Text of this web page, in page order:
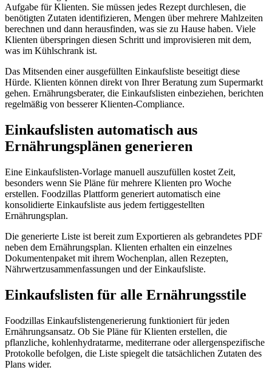
Aufgabe für Klienten. Sie müssen jedes Rezept durchlesen, die
benötigten Zutaten identifizieren, Mengen über mehrere Mahlzeiten
berechnen und dann herausfinden, was sie zu Hause haben. Viele
Klienten überspringen diesen Schritt und improvisieren mit dem,
was im Kühlschrank ist.
Das Mitsenden einer ausgefüllten Einkaufsliste beseitigt diese
Hürde. Klienten können direkt von Ihrer Beratung zum Supermarkt
gehen. Ernährungsberater, die Einkaufslisten einbeziehen, berichten
regelmäßig von besserer Klienten-Compliance.
Einkaufslisten automatisch aus
Ernährungsplänen generieren
Eine Einkaufslisten-Vorlage manuell auszufüllen kostet Zeit,
besonders wenn Sie Pläne für mehrere Klienten pro Woche
erstellen. Foodzillas Plattform generiert automatisch eine
konsolidierte Einkaufsliste aus jedem fertiggestellten
Ernährungsplan.
Die generierte Liste ist bereit zum Exportieren als gebrandetes PDF
neben dem Ernährungsplan. Klienten erhalten ein einzelnes
Dokumentenpaket mit ihrem Wochenplan, allen Rezepten,
Nährwertzusammenfassungen und der Einkaufsliste.
Einkaufslisten für alle Ernährungsstile
Foodzillas Einkaufslistengenerierung funktioniert für jeden
Ernährungsansatz. Ob Sie Pläne für Klienten erstellen, die
pflanzliche, kohlenhydratarme, mediterrane oder allergenspezifische
Protokolle befolgen, die Liste spiegelt die tatsächlichen Zutaten des
Plans wider.